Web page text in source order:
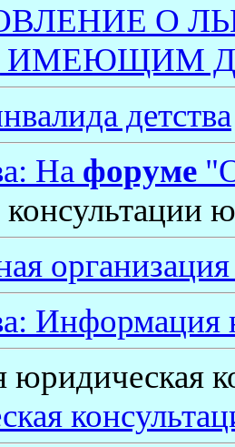
О
ИМЕЮЩИМ
детства
На форуме
Информация
юридическая